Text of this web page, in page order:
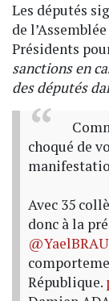
Les députés
de
Présidents
sanctions en
des députés
choqué de
Avec 35
donc à la
République.